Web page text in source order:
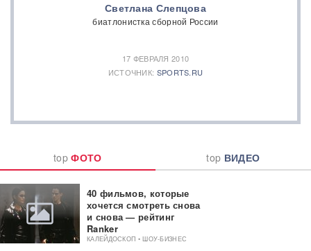
Светлана Слепцова
биатлонистка сборной России
17 ФЕВРАЛЯ 2010
ИСТОЧНИК: SPORTS.RU
topФОТО top ВИДЕО
40 фильмов, которые
хочется смотреть снова
и снова — рейтинг
Ranker
КАЛЕЙДОСКОП • ШОУ-БИЗНЕС